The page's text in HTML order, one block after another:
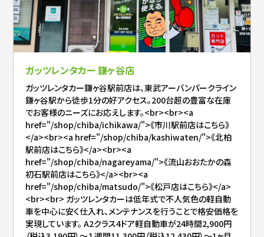
ガッツレンタカー 鎌ヶ谷店
ガッツレンタカー鎌ヶ谷駅前店は、東武アーバンパークライン
鎌ヶ谷駅から徒歩1分の好アクセス。200台超の豊富な在庫
でお客様のニーズにお応えします。<br><br><a
href="/shop/chiba/ichikawa/">《市川駅前店はこちら》
</a><br><a href="/shop/chiba/kashiwaten/">《北柏
駅前店はこちら》</a><br><a
href="/shop/chiba/nagareyama/">《流山おおたかの森
初石駅前店はこちら》</a><br><a
href="/shop/chiba/matsudo/">《松戸店はこちら》</a>
<br><br> ガッツレンタカーは低年式で不人気色の軽自動
車を中心に安く仕入れ、メンテナンスを行うことで格安価格を
実現しています。 A2クラス4ドア軽自動車が24時間2,900円